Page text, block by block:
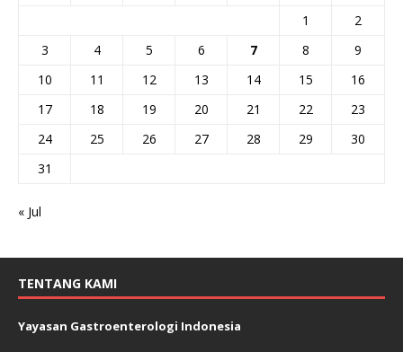
1
2
3
4 5 6 7 8
9
10
11 12 13 14 15
16
17
18 19 20 21 22
23
24
25 26 27 28 29
30
31
« Jul
TENTANG KAMI
Yayasan Gastroenterologi Indonesia